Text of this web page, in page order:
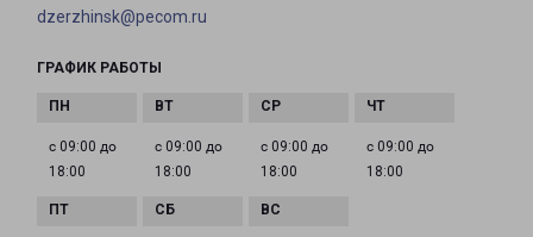
dzerzhinsk@pecom.ru
ГРАФИК РАБОТЫ
с 09:00 до
18:00
с 09:00 до
18:00
с 09:00 до
18:00
с 09:00 до
18:00